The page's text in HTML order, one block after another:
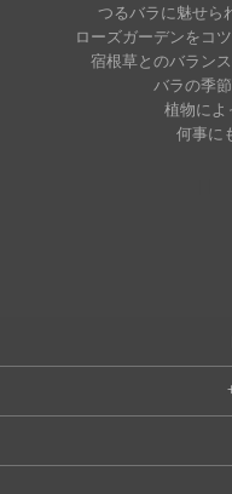
つるバラに魅せら
ローズガーデンをコ
宿根草とのバラン
バラの季
植物によ
何事に